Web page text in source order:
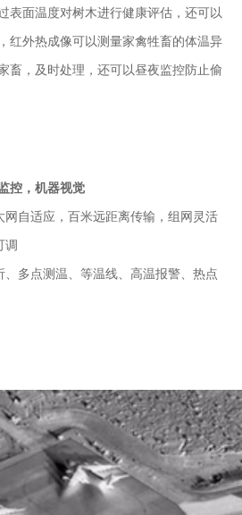
表面温度对树木进行健康评估，还可以
红外热成像可以测量家禽牲畜的体温异
畜，及时处理，还可以昼夜监控防止偷
控，机器视觉
网自适应，百米远距离传输，组网灵活
调
、多点测温、等温线、高温报警、热点